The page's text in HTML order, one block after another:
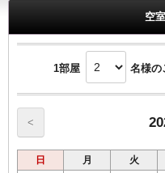
空
1部屋 名様
<
日 月 火